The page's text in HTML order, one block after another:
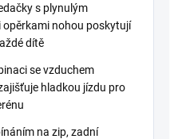
s plynulým
nohou poskytují
dítě
se vzduchem
hladkou jízdu pro
na zip, zadní